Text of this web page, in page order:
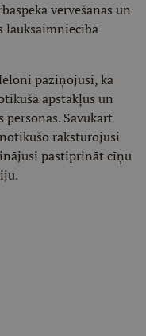
vervēšanas un
lauksaimniecībā
paziņojusi, ka
apstākļus un
Savukārt
raksturojusi
pastiprināt cīņu